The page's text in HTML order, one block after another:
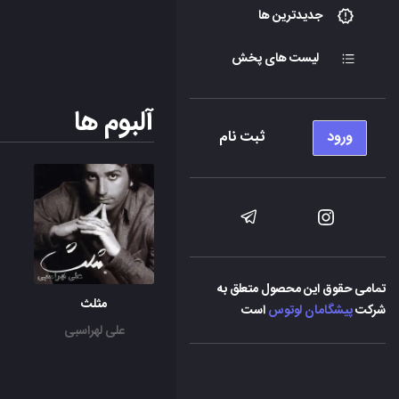
جدیدترین ها
لیست های پخش
ورود ثبت نام
تمامی حقوق این محصول متعلق به
شرکتپیشگامان لوتوساست
آلبوم ها
مثلث
علی لهراسبی